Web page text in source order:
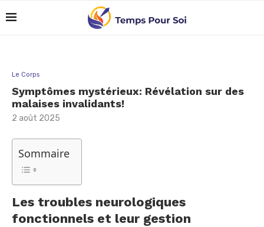
Le Corps
Symptômes mystérieux: Révélation sur des
malaises invalidants!
2 août 2025
Sommaire
Les troubles neurologiques
fonctionnels et leur gestion